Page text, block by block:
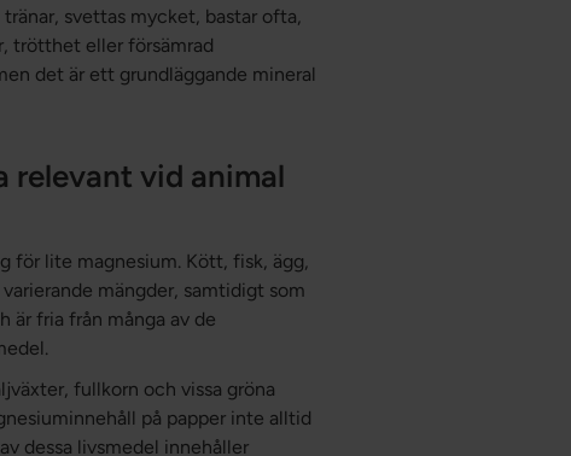
svettas mycket, bastar ofta,
trötthet eller försämrad
det är ett grundläggande mineral
relevant vid animal
för lite magnesium. Kött, fisk, ägg,
mängder, samtidigt som
är fria från många av de
fullkorn och vissa gröna
på papper inte alltid
dessa livsmedel innehåller